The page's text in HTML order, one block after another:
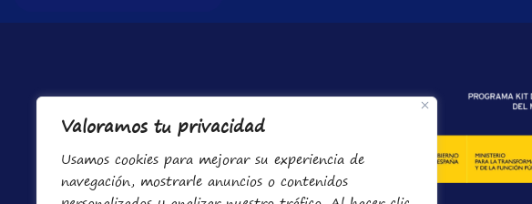
Valoramos tu privacidad
Usamos cookies para mejorar su experiencia de
navegación, mostrarle anuncios o contenidos